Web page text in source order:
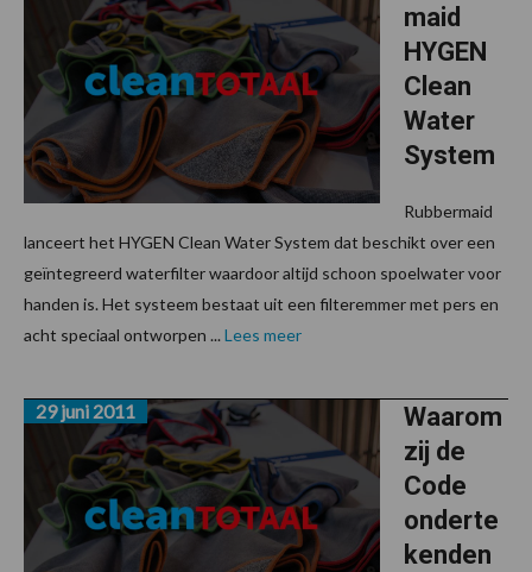
maid
HYGEN
Clean
Water
System
Rubbermaid
lanceert het HYGEN Clean Water System dat beschikt over een
geïntegreerd waterfilter waardoor altijd schoon spoelwater voor
handen is. Het systeem bestaat uit een filteremmer met pers en
acht speciaal ontworpen ...Lees meer
Waarom
zij de
Code
onderte
kenden
29 juni 2011